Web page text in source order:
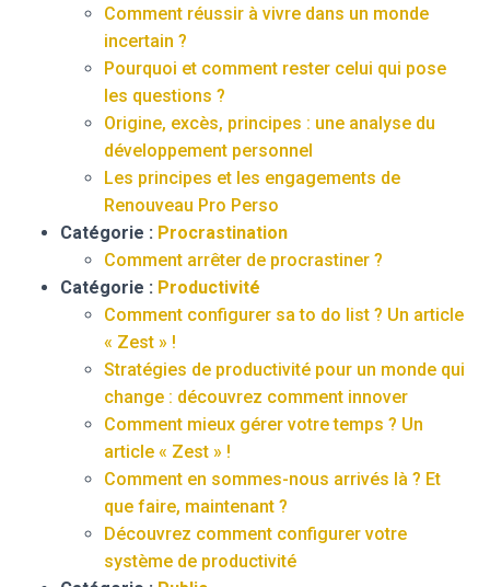
Comment réussir à vivre dans un monde
incertain ?
Pourquoi et comment rester celui qui pose
les questions ?
Origine, excès, principes : une analyse du
développement personnel
Les principes et les engagements de
Renouveau Pro Perso
Catégorie : Procrastination
Comment arrêter de procrastiner ?
Catégorie : Productivité
Comment configurer sa to do list ? Un article
« Zest » !
Stratégies de productivité pour un monde qui
change : découvrez comment innover
Comment mieux gérer votre temps ? Un
article « Zest » !
Comment en sommes-nous arrivés là ? Et
que faire, maintenant ?
Découvrez comment configurer votre
système de productivité